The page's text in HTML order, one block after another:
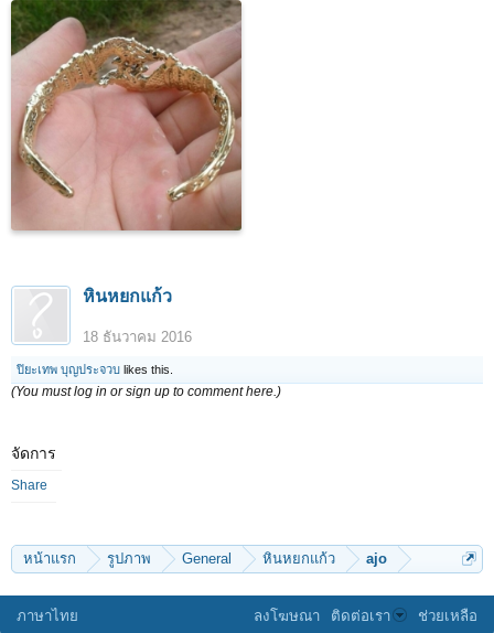
หินหยกแก้ว
18 ธันวาคม 2016
ปิยะเทพ บุญประจวบ likes this.
(You must log in or sign up to comment here.)
จัดการ
Share
หน้าแรก รูปภาพ General หินหยกแก้ว ajo
ภาษาไทย ลงโฆษณา ติดต่อเรา ช่วยเหลือ